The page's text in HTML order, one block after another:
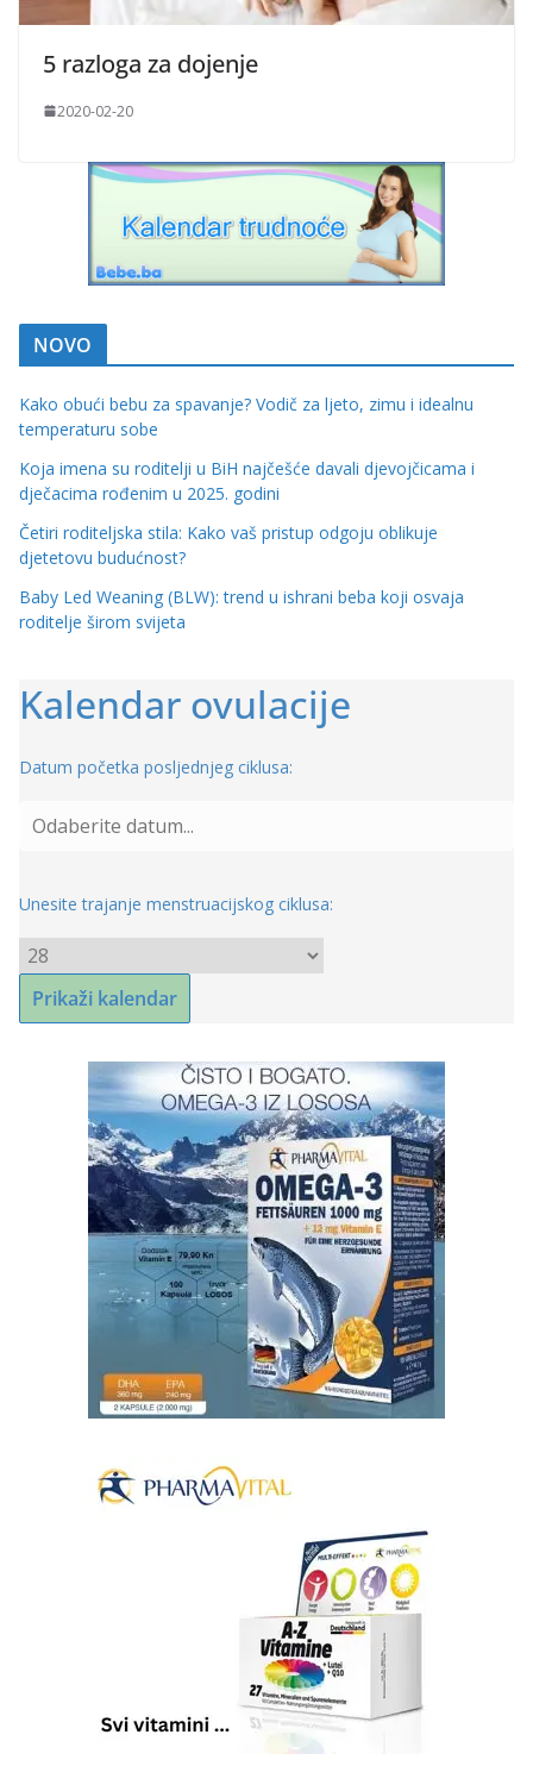
5 razloga za dojenje
2020-02-20
NOVO
Kako obući bebu za spavanje? Vodič za ljeto, zimu i idealnu
temperaturu sobe
Koja imena su roditelji u BiH najčešće davali djevojčicama i
dječacima rođenim u 2025. godini
Četiri roditeljska stila: Kako vaš pristup odgoju oblikuje
djetetovu budućnost?
Baby Led Weaning (BLW): trend u ishrani beba koji osvaja
roditelje širom svijeta
Kalendar ovulacije
Datum početka posljednjeg ciklusa:
Unesite trajanje menstruacijskog ciklusa: